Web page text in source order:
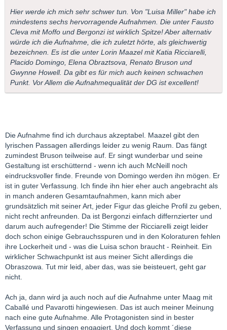
Hier werde ich mich sehr schwer tun. Von "Luisa Miller" habe ich
mindestens sechs hervorragende Aufnahmen. Die unter Fausto
Cleva mit Moffo und Bergonzi ist wirklich Spitze! Aber alternativ
würde ich die Aufnahme, die ich zuletzt hörte, als gleichwertig
bezeichnen. Es ist die unter Lorin Maazel mit Katia Ricciarelli,
Placido Domingo, Elena Obraztsova, Renato Bruson und
Gwynne Howell. Da gibt es für mich auch keinen schwachen
Punkt. Vor Allem die Aufnahmequalität der DG ist excellent!
Die Aufnahme find ich durchaus akzeptabel. Maazel gibt den
lyrischen Passagen allerdings leider zu wenig Raum. Das fängt
zumindest Bruson teilweise auf. Er singt wunderbar und seine
Gestaltung ist erschütternd - wenn ich auch McNeill noch
eindrucksvoller finde. Freunde von Domingo werden ihn mögen. Er
ist in guter Verfassung. Ich finde ihn hier eher auch angebracht als
in manch anderen Gesamtaufnahmen, kann mich aber
grundsätzlich mit seiner Art, jeder Figur das gleiche Profil zu geben,
nicht recht anfreunden. Da ist Bergonzi einfach differnzierter und
darum auch aufregender! Die Stimme der Ricciarelli zeigt leider
doch schon einige Gebrauchsspuren und in den Koloraturen fehlen
ihre Lockerheit und - was die Luisa schon braucht - Reinheit. Ein
wirklicher Schwachpunkt ist aus meiner Sicht allerdings die
Obraszowa. Tut mir leid, aber das, was sie beisteuert, geht gar
nicht.
Ach ja, dann wird ja auch noch auf die Aufnahme unter Maag mit
Caballé und Pavarotti hingewiesen. Das ist auch meiner Meinung
nach eine gute Aufnahme. Alle Protagonisten sind in bester
Verfassung und singen engagiert. Und doch kommt ´diese